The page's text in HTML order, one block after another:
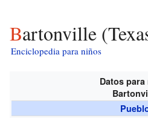
Bartonville
Enciclopedia para niños
Datos